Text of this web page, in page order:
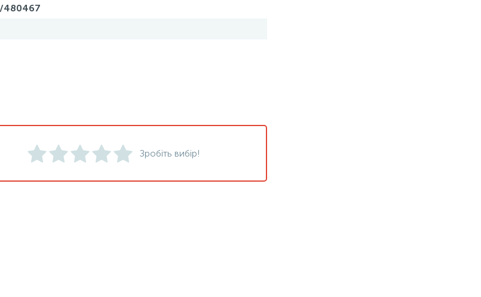
480467
Зробіть вибір!